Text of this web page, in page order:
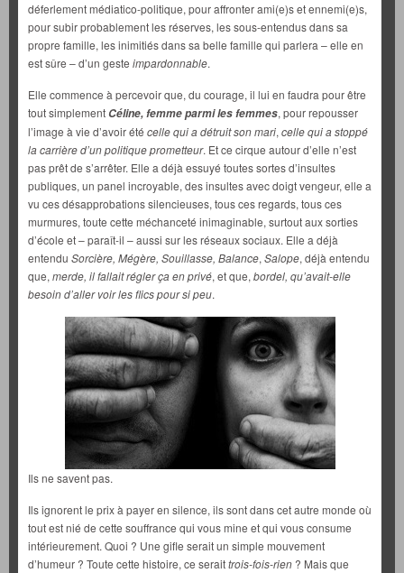
déferlement médiatico-politique, pour affronter ami(e)s et ennemi(e)s,
pour subir probablement les réserves, les sous-entendus dans sa
propre famille, les inimitiés dans sa belle famille qui parlera – elle en
est sûre – d’un geste impardonnable.
Elle commence à percevoir que, du courage, il lui en faudra pour être
tout simplement Céline, femme parmi les femmes, pour repousser
l’image à vie d’avoir été celle qui a détruit son mari, celle qui a stoppé
la carrière d’un politique prometteur. Et ce cirque autour d’elle n’est
pas prêt de s’arrêter. Elle a déjà essuyé toutes sortes d’insultes
publiques, un panel incroyable, des insultes avec doigt vengeur, elle a
vu ces désapprobations silencieuses, tous ces regards, tous ces
murmures, toute cette méchanceté inimaginable, surtout aux sorties
d’école et – paraît-il – aussi sur les réseaux sociaux. Elle a déjà
entendu Sorcière, Mégère, Souillasse, Balance, Salope, déjà entendu
que, merde, il fallait régler ça en privé, et que, bordel, qu’avait-elle
besoin d’aller voir les flics pour si peu.
Ils ne savent pas.
Ils ignorent le prix à payer en silence, ils sont dans cet autre monde où
tout est nié de cette souffrance qui vous mine et qui vous consume
intérieurement. Quoi ? Une gifle serait un simple mouvement
d’humeur ? Toute cette histoire, ce seraittrois-fois-rien ? Mais que